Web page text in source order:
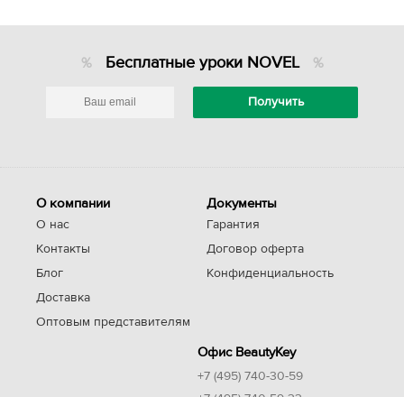
Бесплатные уроки NOVEL
О компании
О нас
Контакты
Блог
Доставка
Оптовым представителям
Документы
Гарантия
Договор оферта
Конфиденциальность
Офис BeautyKey
+7 (495) 740-30-59